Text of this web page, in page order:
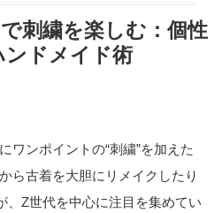
刺繍を楽しむ：個性
ンドメイド術
ワンポイントの“刺繍”を加えた
ら古着を大胆にリメイクしたり
、Z世代を中心に注目を集めてい